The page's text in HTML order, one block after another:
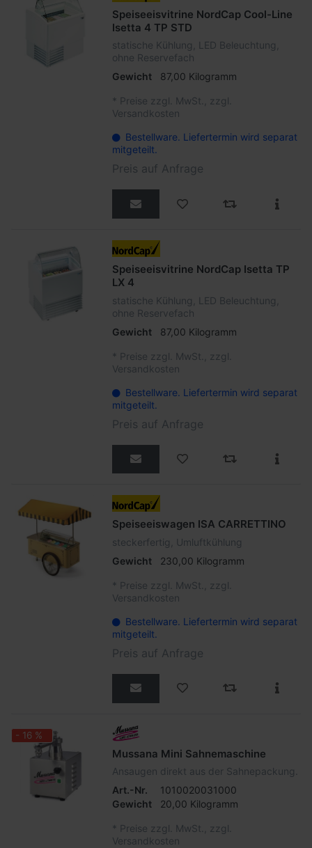
Speiseeisvitrine NordCap Cool-Line
Isetta 4 TP STD
statische Kühlung, LED Beleuchtung,
ohne Reservefach
Gewicht
87,00 Kilogramm
* Preise zzgl. MwSt., zzgl.
Versandkosten
Bestellware. Liefertermin wird separat
mitgeteilt.
Preis auf Anfrage
Speiseeisvitrine NordCap Isetta TP
LX 4
statische Kühlung, LED Beleuchtung,
ohne Reservefach
Gewicht
87,00 Kilogramm
* Preise zzgl. MwSt., zzgl.
Versandkosten
Bestellware. Liefertermin wird separat
mitgeteilt.
Preis auf Anfrage
Speiseeiswagen ISA CARRETTINO
steckerfertig, Umluftkühlung
Gewicht
230,00 Kilogramm
* Preise zzgl. MwSt., zzgl.
Versandkosten
Bestellware. Liefertermin wird separat
mitgeteilt.
Preis auf Anfrage
- 16 %
Mussana Mini Sahnemaschine
Ansaugen direkt aus der Sahnepackung.
Art.-Nr.
1010020031000
Gewicht
20,00 Kilogramm
* Preise zzgl. MwSt., zzgl.
Versandkosten